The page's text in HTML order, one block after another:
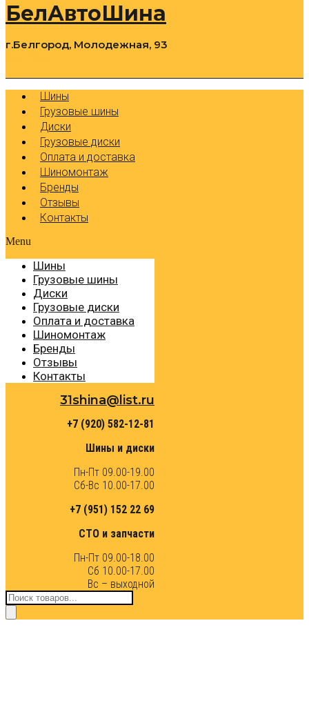
БелАвтоШина
г.Белгород, Молодежная, 93
Шины
Грузовые шины
Диски
Грузовые диски
Оплата и доставка
Шиномонтаж
Бренды
Отзывы
Контакты
Menu
Шины
Грузовые шины
Диски
Грузовые диски
Оплата и доставка
Шиномонтаж
Бренды
Отзывы
Контакты
31shina@list.ru
+7 (920) 582-12-81
Шины и диски
Пн-Пт 09.00-19.00
Сб-Вс 10.00-17.00
+7 (951) 152 22 69
СТО и запчасти
Пн-Пт 09.00-18.00
Сб 10.00-17.00
Вс – выходной
Поиск
товаров